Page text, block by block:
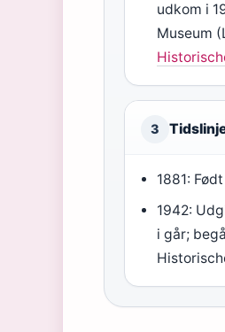
udkom i
Museum
3
1881:
1942:
i går;